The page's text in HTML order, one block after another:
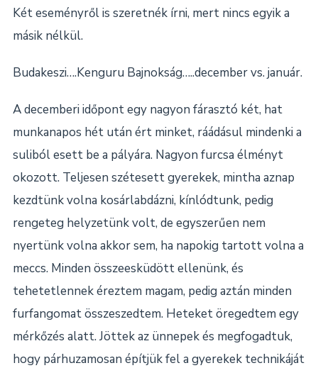
Két eseményről is szeretnék írni, mert nincs egyik a
másik nélkül.
Budakeszi….Kenguru Bajnokság…..december vs. január.
A decemberi időpont egy nagyon fárasztó két, hat
munkanapos hét után ért minket, ráádásul mindenki a
suliból esett be a pályára. Nagyon furcsa élményt
okozott. Teljesen szétesett gyerekek, mintha aznap
kezdtünk volna kosárlabdázni, kínlódtunk, pedig
rengeteg helyzetünk volt, de egyszerűen nem
nyertünk volna akkor sem, ha napokig tartott volna a
meccs. Minden összeesküdött ellenünk, és
tehetetlennek éreztem magam, pedig aztán minden
furfangomat összeszedtem. Heteket öregedtem egy
mérkőzés alatt. Jöttek az ünnepek és megfogadtuk,
hogy párhuzamosan építjük fel a gyerekek technikáját